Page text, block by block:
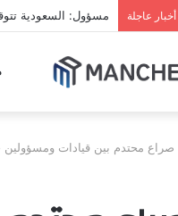
أخبار عاجلة مسؤول: السعودية
صراع محتدم بين قيادات ومسؤولين